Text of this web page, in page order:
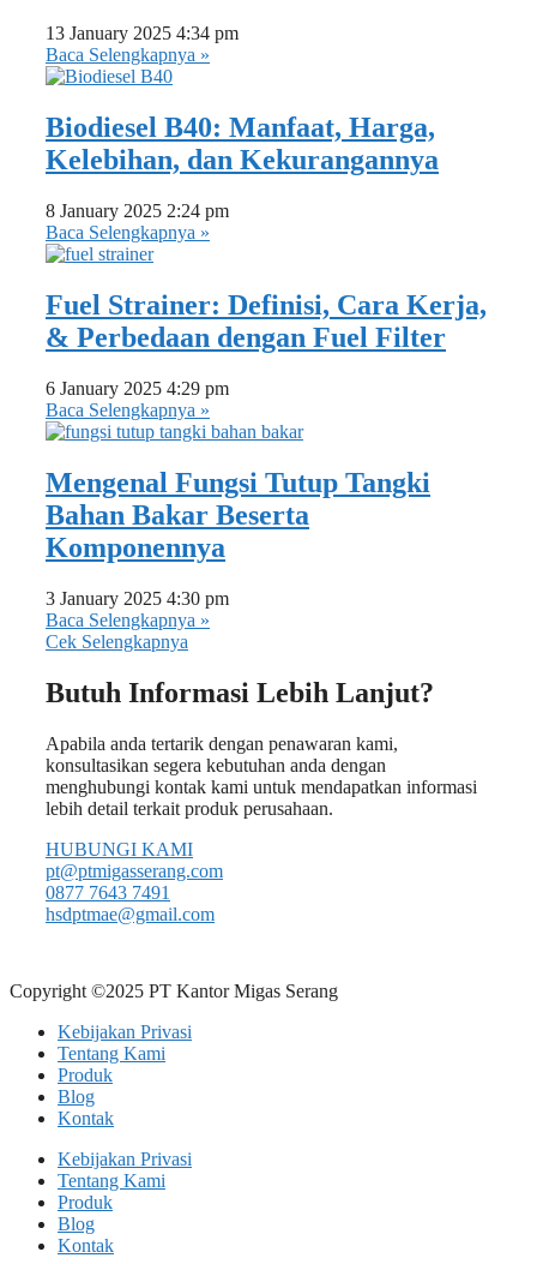
13 January 2025 4:34 pm
Baca Selengkapnya »
Biodiesel B40: Manfaat, Harga,
Kelebihan, dan Kekurangannya
8 January 2025 2:24 pm
Baca Selengkapnya »
Fuel Strainer: Definisi, Cara Kerja,
& Perbedaan dengan Fuel Filter
6 January 2025 4:29 pm
Baca Selengkapnya »
Mengenal Fungsi Tutup Tangki
Bahan Bakar Beserta
Komponennya
3 January 2025 4:30 pm
Baca Selengkapnya »
Cek Selengkapnya
Butuh Informasi Lebih Lanjut?
Apabila anda tertarik dengan penawaran kami,
konsultasikan segera kebutuhan anda dengan
menghubungi kontak kami untuk mendapatkan informasi
lebih detail terkait produk perusahaan.
HUBUNGI KAMI
pt@ptmigasserang.com
0877 7643 7491
hsdptmae@gmail.com
Copyright ©2025 PT Kantor Migas Serang
Kebijakan Privasi
Tentang Kami
Produk
Blog
Kontak
Kebijakan Privasi
Tentang Kami
Produk
Blog
Kontak